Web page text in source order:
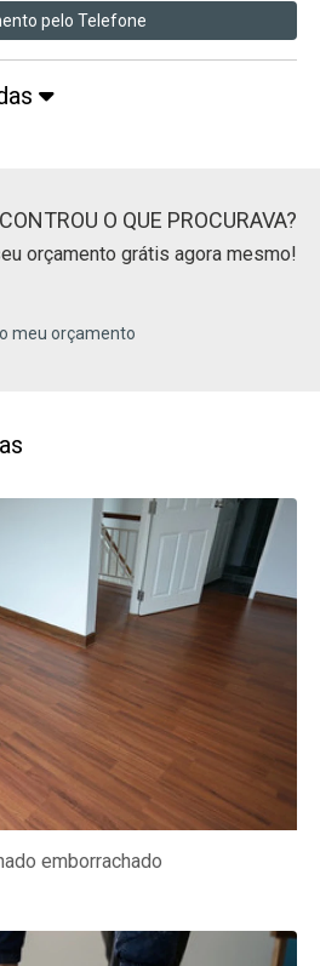
pelo Telefone
O QUE PROCURAVA?
orçamento grátis agora mesmo!
meu orçamento
emborrachado